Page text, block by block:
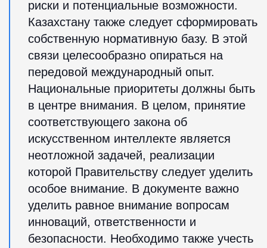
риски и потенциальные возможности.
Казахстану также следует сформировать
собственную нормативную базу. В этой
связи целесообразно опираться на
передовой международный опыт.
Национальные приоритеты должны быть
в центре внимания. В целом, принятие
соответствующего закона об
искусственном интеллекте является
неотложной задачей, реализации
которой Правительству следует уделить
особое внимание. В документе важно
уделить равное внимание вопросам
инноваций, ответственности и
безопасности. Необходимо также учесть